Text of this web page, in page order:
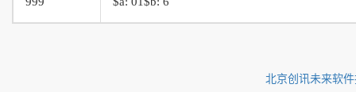
北京创讯未来软